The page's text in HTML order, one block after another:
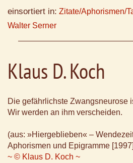
einsortiert in: Zitate/Aphorismen/
Walter Serner
Klaus D. Koch
Die gefährlichste Zwangsneurose
Wir werden an ihm verscheiden.
(aus: »Hiergeblieben« –
Aphorismen und Epigramme
~ © Klaus D. Koch ~